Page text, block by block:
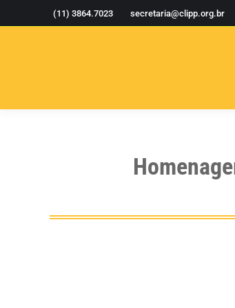
(11) 3864.7023 secretaria@clipp.org.br